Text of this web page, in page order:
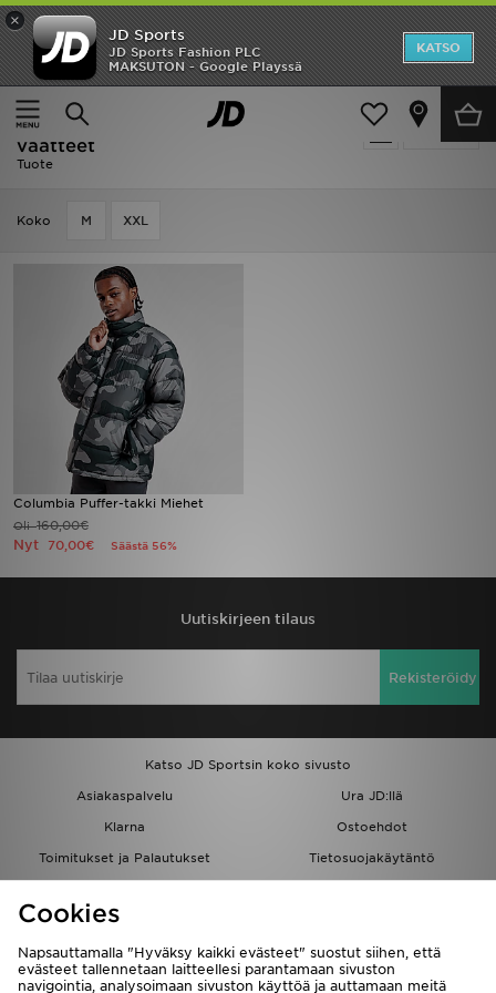
×
JD Sports
JD Sports Fashion PLC
MAKSUTON - Google Playssä
KATSO
Etusivu
Miehet Miesten vaatteet
Suodata
Ale | Miehet - Columbia Miesten
vaatteet
Tuote
Koko M XXL
Columbia Puffer-takki Miehet
Oli160,00€
Nyt 70,00€ Säästä 56%
Uutiskirjeen tilaus
Rekisteröidy
Katso JD Sportsin koko sivusto
Asiakaspalvelu
Ura JD:llä
Klarna
Ostoehdot
Toimitukset ja Palautukset
Tietosuojakäytäntö
Löydä myymälä
Kumppanuusohjelma
JD Blog
Etusivu
Ale
Uutuudet
Suosikit
Tuotemerkit
Inspiroidu
Jalkapallo
Urheilu
Minun JD
Cookies
Napsauttamalla "Hyväksy kaikki evästeet" suostut siihen, että
evästeet tallennetaan laitteellesi parantamaan sivuston
navigointia, analysoimaan sivuston käyttöä ja auttamaan meitä